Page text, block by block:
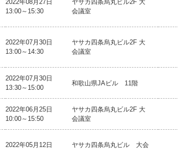
2022年08月27日
13:00～15:30
ヤサカ四条烏丸ビル2F 大
会議室
2022年07月30日
13:00～14:30
ヤサカ四条烏丸ビル2F 大
会議室
2022年07月30日
13:30～15:00
和歌山県JAビル 11階
2022年06月25日
10:00～15:50
ヤサカ四条烏丸ビル2F 大
会議室
2022年05月12日
ヤサカ四条烏丸ビル 大会